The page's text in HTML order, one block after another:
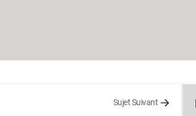
Sujet Suivant